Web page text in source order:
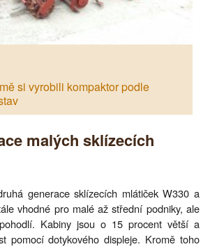
si vyrobili kompaktor podle
malých sklízecích
generace sklízecích mlátiček W330 a
vhodné pro malé až střední podniky, ale
Kabiny jsou o 15 procent větší a
pomocí dotykového displeje. Kromě toho